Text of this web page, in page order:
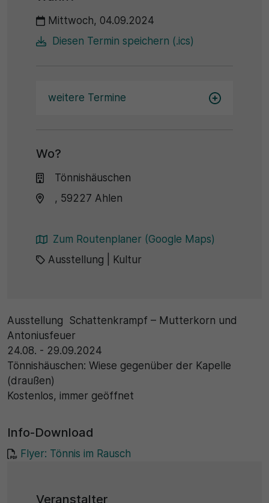
Mittwoch, 04.09.2024
Diesen Termin speichern (.ics)
weitere Termine
Wo?
Tönnishäuschen
, 59227 Ahlen
Zum Routenplaner (Google Maps)
Ausstellung
Kultur
Ausstellung Schattenkrampf – Mutterkorn und
Antoniusfeuer
24.08. - 29.09.2024
Tönnishäuschen: Wiese gegenüber der Kapelle
(draußen)
Kostenlos, immer geöffnet
Info-Download
Flyer: Tönnis im Rausch
Veranstalter
Name
SgCookieOptin.lastPreferences
Zweck
Dieser Wert speichert Ihre Consent-Einstellungen.
Unter anderem eine zufällig generierte ID, für die
eingestellt hat.
Laufzeit
Matomo
Zweck
Wird für statistische Zwecke verwendet, um
vorübergehende Daten des Besuchs zu speichern.